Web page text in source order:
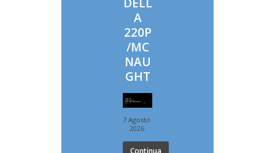
A
220P
/MC
NAU
GHT
7 Agosto
2026
Continua